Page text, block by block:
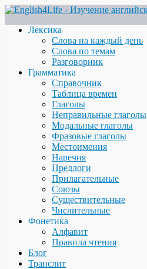
Лексика
Слова на каждый день
Слова по темам
Разговорник
Грамматика
Справочник
Таблица времен
Глаголы
Неправильные глаголы
Модальные глаголы
Фразовые глаголы
Местоимения
Наречия
Предлоги
Прилагательные
Союзы
Существительные
Числительные
Фонетика
Алфавит
Правила чтения
Блог
Транслит